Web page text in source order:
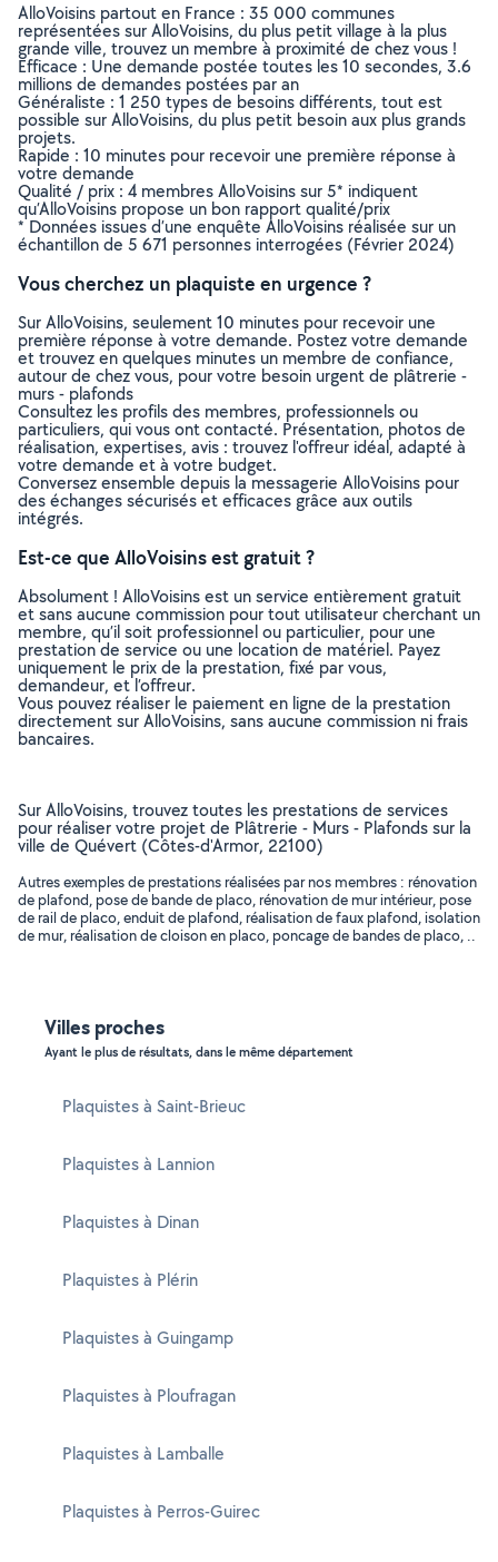
AlloVoisins partout en France : 35 000 communes
représentées sur AlloVoisins, du plus petit village à la plus
grande ville, trouvez un membre à proximité de chez vous !
Efficace : Une demande postée toutes les 10 secondes, 3.6
millions de demandes postées par an
Généraliste : 1 250 types de besoins différents, tout est
possible sur AlloVoisins, du plus petit besoin aux plus grands
projets.
Rapide : 10 minutes pour recevoir une première réponse à
votre demande
Qualité / prix : 4 membres AlloVoisins sur 5* indiquent
qu’AlloVoisins propose un bon rapport qualité/prix
* Données issues d’une enquête AlloVoisins réalisée sur un
échantillon de 5 671 personnes interrogées (Février 2024)
Vous cherchez un plaquiste en urgence ?
Sur AlloVoisins, seulement 10 minutes pour recevoir une
première réponse à votre demande. Postez votre demande
et trouvez en quelques minutes un membre de confiance,
autour de chez vous, pour votre besoin urgent de plâtrerie -
murs - plafonds
Consultez les profils des membres, professionnels ou
particuliers, qui vous ont contacté. Présentation, photos de
réalisation, expertises, avis : trouvez l'offreur idéal, adapté à
votre demande et à votre budget.
Conversez ensemble depuis la messagerie AlloVoisins pour
des échanges sécurisés et efficaces grâce aux outils
intégrés.
Est-ce que AlloVoisins est gratuit ?
Absolument ! AlloVoisins est un service entièrement gratuit
et sans aucune commission pour tout utilisateur cherchant un
membre, qu’il soit professionnel ou particulier, pour une
prestation de service ou une location de matériel. Payez
uniquement le prix de la prestation, fixé par vous,
demandeur, et l’offreur.
Vous pouvez réaliser le paiement en ligne de la prestation
directement sur AlloVoisins, sans aucune commission ni frais
bancaires.
Sur AlloVoisins, trouvez toutes les prestations de services
pour réaliser votre projet de Plâtrerie - Murs - Plafonds sur la
ville de Quévert (Côtes-d'Armor, 22100)
Autres exemples de prestations réalisées par nos membres : rénovation
de plafond, pose de bande de placo, rénovation de mur intérieur, pose
de rail de placo, enduit de plafond, réalisation de faux plafond, isolation
de mur, réalisation de cloison en placo, poncage de bandes de placo, ..
Villes proches
Ayant le plus de résultats, dans le même département
Plaquistes à Saint-Brieuc
Plaquistes à Lannion
Plaquistes à Dinan
Plaquistes à Plérin
Plaquistes à Guingamp
Plaquistes à Ploufragan
Plaquistes à Lamballe
Plaquistes à Perros-Guirec